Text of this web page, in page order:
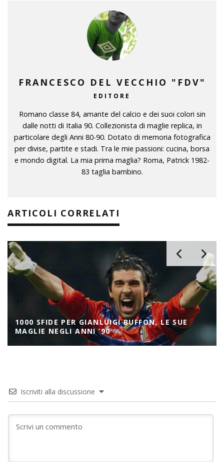
FRANCESCO DEL VECCHIO "FDV"
EDITORE
Romano classe 84, amante del calcio e dei suoi colori sin
dalle notti di Italia 90. Collezionista di maglie replica, in
particolare degli Anni 80-90. Dotato di memoria fotografica
per divise, partite e stadi. Tra le mie passioni: cucina, borsa
e mondo digital. La mia prima maglia? Roma, Patrick 1982-
83 taglia bambino.
ARTICOLI CORRELATI
BUFFON, LE SUE
’90
ROMA E INTER
MAGLIE INVERTITE
Iscriviti alla discussione